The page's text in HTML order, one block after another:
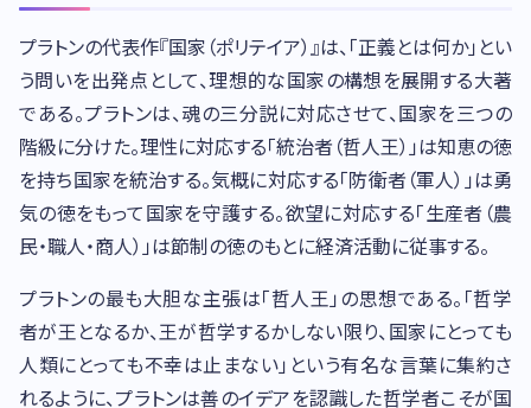
プラトンの代表作『国家（ポリテイア）』は、「正義とは何か」とい
う問いを出発点として、理想的な国家の構想を展開する大著
である。プラトンは、魂の三分説に対応させて、国家を三つの
階級に分けた。理性に対応する「統治者（哲人王）」は知恵の徳
を持ち国家を統治する。気概に対応する「防衛者（軍人）」は勇
気の徳をもって国家を守護する。欲望に対応する「生産者（農
民・職人・商人）」は節制の徳のもとに経済活動に従事する。
プラトンの最も大胆な主張は「哲人王」の思想である。「哲学
者が王となるか、王が哲学するかしない限り、国家にとっても
人類にとっても不幸は止まない」という有名な言葉に集約さ
れるように、プラトンは善のイデアを認識した哲学者こそが国